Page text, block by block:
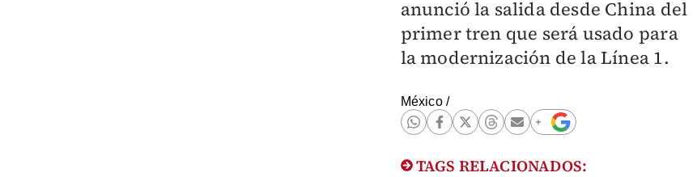
anunció la salida desde China del
primer tren que será usado para
la modernización de la Línea 1.
México/
TAGS RELACIONADOS: